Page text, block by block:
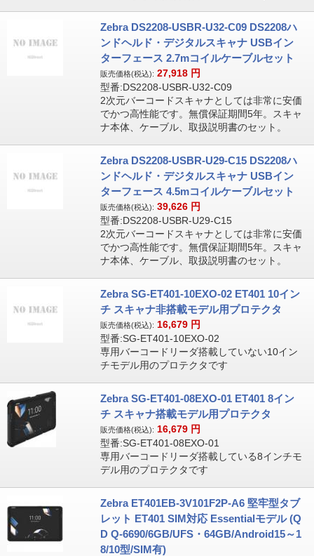
Zebra DS2208-USBR-U32-C09 DS2208ハ
ンドヘルド・デジタルスキャナ USBイン
ターフェース 2.7mコイルケーブルセット
販売価格(税込): 27,918 円
型番:DS2208-USBR-U32-C09
2次元バーコードスキャナとしては非常に安価
でかつ高性能です。無償保証期間5年。スキャ
ナ本体、ケーブル、取扱説明書のセット。
Zebra DS2208-USBR-U29-C15 DS2208ハ
ンドヘルド・デジタルスキャナ USBイン
ターフェース 4.5mコイルケーブルセット
販売価格(税込): 39,626 円
型番:DS2208-USBR-U29-C15
2次元バーコードスキャナとしては非常に安価
でかつ高性能です。無償保証期間5年。スキャ
ナ本体、ケーブル、取扱説明書のセット。
Zebra SG-ET401-10EXO-02 ET401 10イン
チ スキャナ非搭載モデル用プロテクタ
販売価格(税込): 16,679 円
型番:SG-ET401-10EXO-02
専用バーコードリーダ搭載していない10イン
チモデル用のプロテクタです
Zebra SG-ET401-08EXO-01 ET401 8イン
チ スキャナ搭載モデル用プロテクタ
販売価格(税込): 16,679 円
型番:SG-ET401-08EXO-01
専用バーコードリーダ搭載している8インチモ
デル用のプロテクタです
Zebra ET401EB-3V101F2P-A6 堅牢型タブ
レット ET401 SIM対応 Essentialモデル (Q
D Q-6690/6GB/UFS・64GB/Android15～1
8/10型/SIM有)